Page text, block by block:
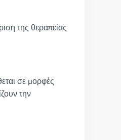
της θεραπείας
σε μορφές
την